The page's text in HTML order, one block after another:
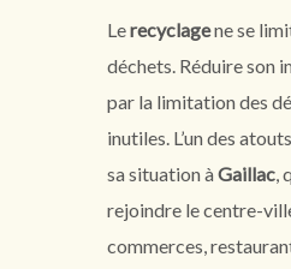
Lerecyclagene se
déchets. Réduire son
par la limitation des
inutiles. L’un des
sa situation àGaillac,
rejoindre le centre-
commerces,